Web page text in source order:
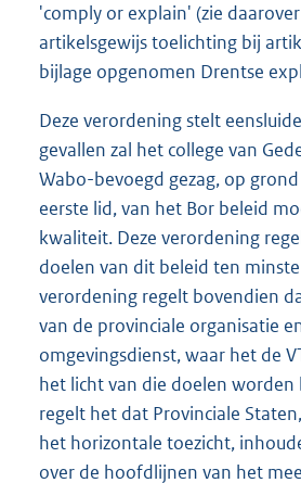
'comply or explain' (zie
artikelsgewijs toelichting bij
bijlage opgenomen Drentse
Deze verordening stelt
gevallen zal het college van
Wabo-bevoegd gezag, op
eerste lid, van het Bor beleid
kwaliteit. Deze verordening
doelen van dit beleid ten
verordening regelt bovendien
van de provinciale organisatie
omgevingsdienst, waar het de
het licht van die doelen
regelt het dat Provinciale
het horizontale toezicht,
over de hoofdlijnen van het